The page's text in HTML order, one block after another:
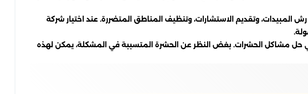
وتقديم الاستشارات، وتنظيف المناطق المتضررة. عند اختيار شركة
حل مشاكل الحشرات. بغض النظر عن الحشرة المتسببة في المشكلة، يمكن لهذه